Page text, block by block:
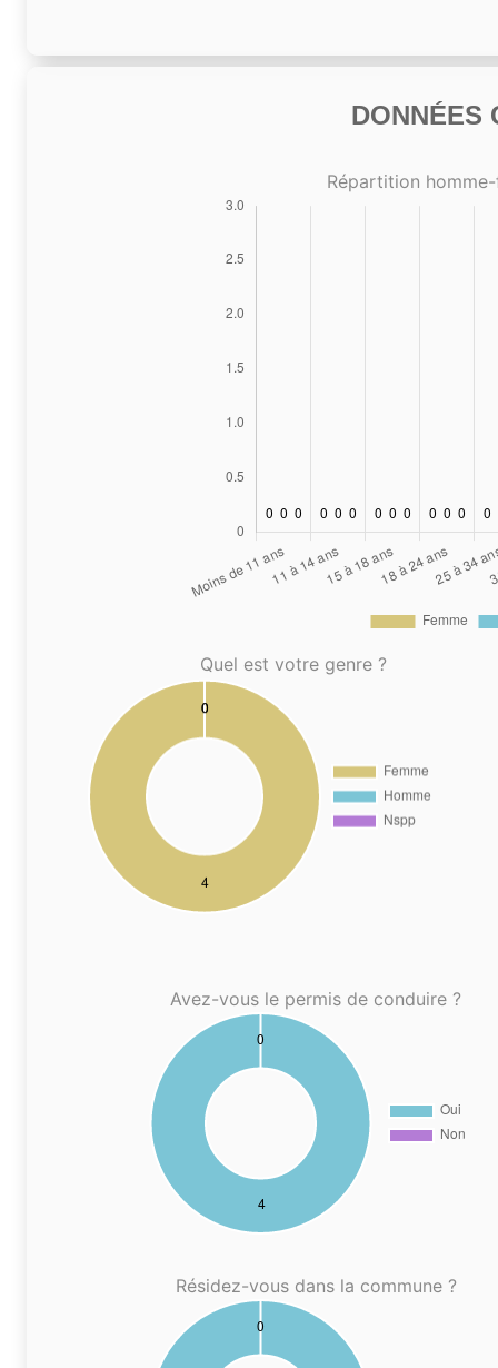
DONNÉES
Répartition
Quel est votre genre ?
Avez-vous le permis de conduire ?
Résidez-vous dans la commune ?